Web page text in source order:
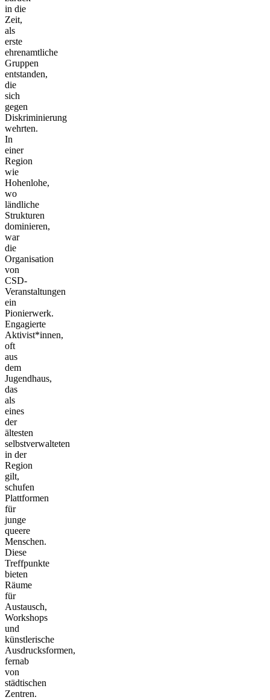
in die
Zeit,
als
erste
ehrenamtliche
Gruppen
entstanden,
die
sich
gegen
Diskriminierung
wehrten.
In
einer
Region
wie
Hohenlohe,
wo
ländliche
Strukturen
dominieren,
war
die
Organisation
von
CSD-
Veranstaltungen
ein
Pionierwerk.
Engagierte
Aktivist*innen,
oft
aus
dem
Jugendhaus,
das
als
eines
der
ältesten
selbstverwalteten
in der
Region
gilt,
schufen
Plattformen
für
junge
queere
Menschen.
Diese
Treffpunkte
bieten
Räume
für
Austausch,
Workshops
und
künstlerische
Ausdrucksformen,
fernab
von
städtischen
Zentren.